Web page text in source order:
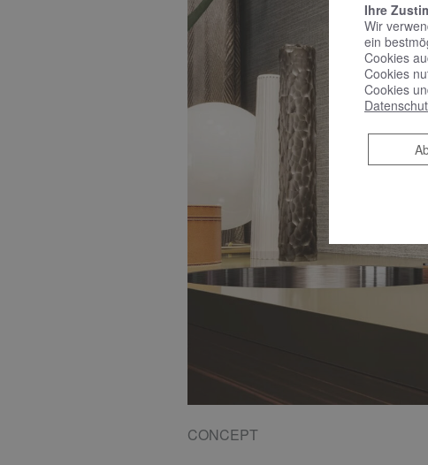
CONCEPT
Ihre
Wir
ein
Cookies
Cookies
Cookies